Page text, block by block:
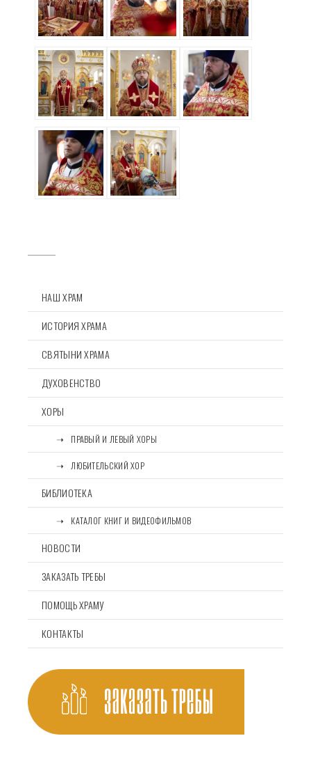
НАШ ХРАМ
ИСТОРИЯ ХРАМА
СВЯТЫНИ ХРАМА
ДУХОВЕНСТВО
ХОРЫ
⠀⠀➝⠀ПРАВЫЙ И ЛЕВЫЙ ХОРЫ
⠀⠀➝⠀ЛЮБИТЕЛЬСКИЙ ХОР
БИБЛИОТЕКА
⠀⠀➝⠀КАТАЛОГ КНИГ И ВИДЕОФИЛЬМОВ
НОВОСТИ
ЗАКАЗАТЬ ТРЕБЫ
ПОМОЩЬ ХРАМУ
КОНТАКТЫ